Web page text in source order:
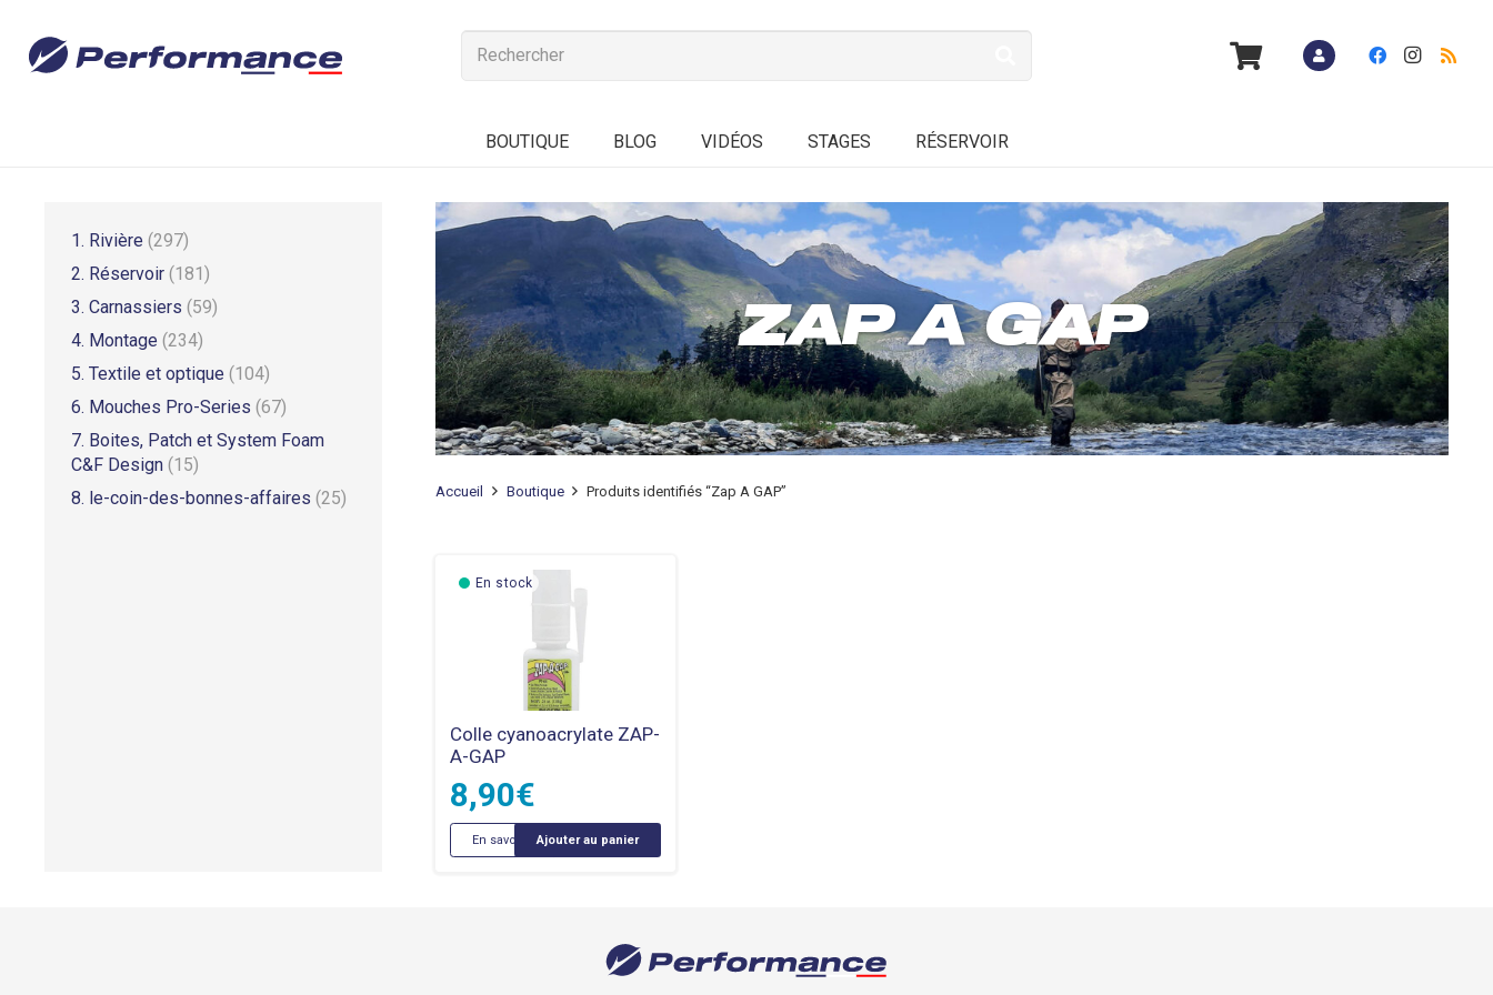
BOUTIQUE BLOG VIDÉOS STAGES RÉSERVOIR
1. Rivière (297)
2. Réservoir (181)
3. Carnassiers (59)
4. Montage (234)
5. Textile et optique (104)
6. Mouches Pro-Series (67)
7. Boites, Patch et System Foam
C&F Design (15)
8. le-coin-des-bonnes-affaires (25)
ZAP A GAP
Accueil Boutique Produits identifiés “Zap A GAP”
Colle cyanoacrylate ZAP-
A-GAP
8,90€
En savoir + Ajouter au panier
En stock